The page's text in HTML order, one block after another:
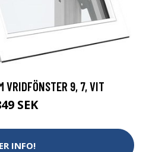
VRIDFÖNSTER 9, 7, VIT
SEK
INFO!